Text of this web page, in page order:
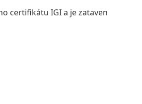
certifikátu IGI a je zataven